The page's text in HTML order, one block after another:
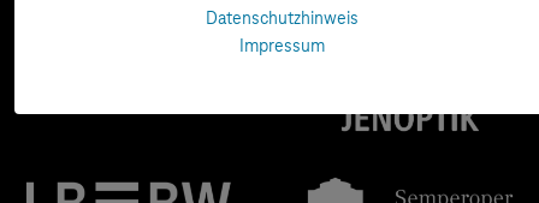
Datenschutzhinweis
Impressum